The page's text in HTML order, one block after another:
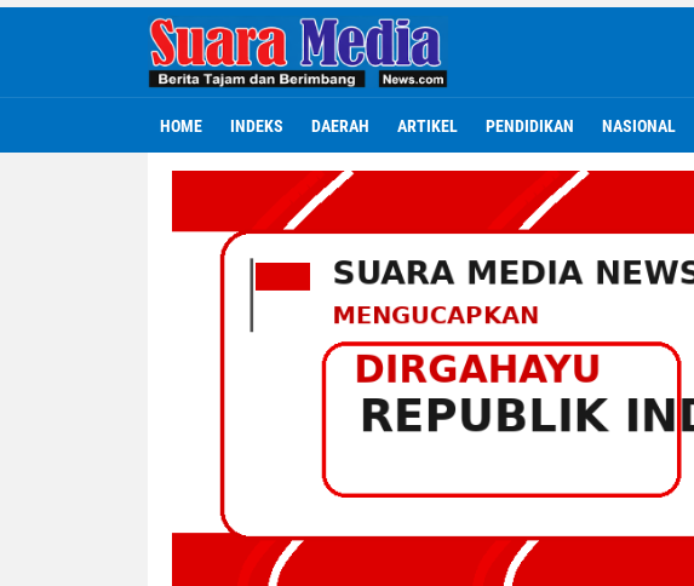
HOME INDEKS DAERAH ARTIKEL PENDIDIKAN NASIONAL